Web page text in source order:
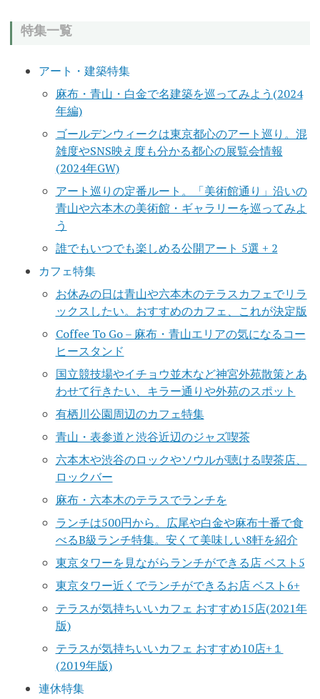
特集一覧
アート・建築特集
麻布・青山・白金で名建築を巡ってみよう(2024
年編)
ゴールデンウィークは東京都心のアート巡り。混
雑度やSNS映え度も分かる都心の展覧会情報
(2024年GW)
アート巡りの定番ルート。「美術館通り」沿いの
青山や六本木の美術館・ギャラリーを巡ってみよ
う
誰でもいつでも楽しめる公開アート 5選 + 2
カフェ特集
お休みの日は青山や六本木のテラスカフェでリラ
ックスしたい。おすすめのカフェ、これが決定版
Coffee To Go – 麻布・青山エリアの気になるコー
ヒースタンド
国立競技場やイチョウ並木など神宮外苑散策とあ
わせて行きたい、キラー通りや外苑のスポット
有栖川公園周辺のカフェ特集
青山・表参道と渋谷近辺のジャズ喫茶
六本木や渋谷のロックやソウルが聴ける喫茶店、
ロックバー
麻布・六本木のテラスでランチを
ランチは500円から。広尾や白金や麻布十番で食
べるB級ランチ特集。安くて美味しい8軒を紹介
東京タワーを見ながらランチができる店 ベスト5
東京タワー近くでランチができるお店 ベスト6+
テラスが気持ちいいカフェ おすすめ15店(2021年
版)
テラスが気持ちいいカフェ おすすめ10店+１
(2019年版)
連休特集